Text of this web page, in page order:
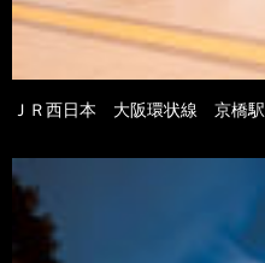
ＪＲ西日本 大阪環状線 京橋駅